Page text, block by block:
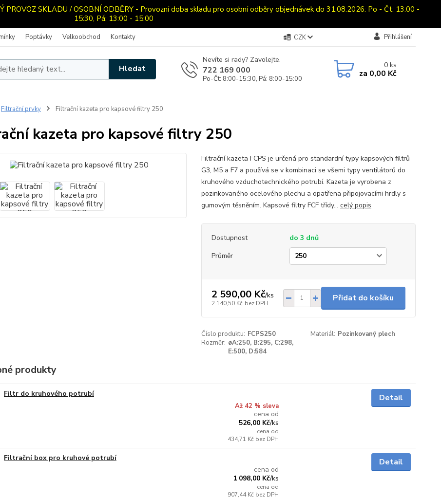
PROVOZ SKLADU / OSOBNÍ ODBĚRY - Provozní doba skladu pro osobní odběry objednávek do 31.08.2026: Po - Čt: 13:00 -
15:30, Pá: 13:00 - 15:00
Poptávky Velkoobchod Kontakty CZK Přihlášení
Hledat
Nevíte si rady? Zavolejte.
722 169 000
Po-Čt: 8:00-15:30, Pá: 8:00-15:00
0ks
za 0,00 Kč
Filtrační prvky Filtrační kazeta pro kapsové filtry 250
kazeta pro kapsové filtry 250
Filtrační kazeta FCPS je určená pro standardní typy kapsových filtrů
G3, M5 a F7 a používá se v kombinaci se všemi typy ventilátorů do
kruhového vzduchotechnického potrubí. Kazeta je vyrobena z
pozinkovaného ocelového plechu a opatřena připojovacími hrdly s
gumovým těsněním. Kapsové filtry FCF třídy... celý popis
Dostupnost
do 3 dnů
Průměr
2 590,00 Kč/ks
2 140,50 Kč bez DPH
Přidat do košíku
Číslo produktu: FCPS250 Materiál: Pozinkovaný plech
Rozměr: øA:250, B:295, C:298,
E:500, D:584
produkty
Filtr do kruhového potrubí
Až 42 % sleva
cena od
526,00 Kč/ks
cena od
434,71 Kč bez DPH
Detail
Filtrační box pro kruhové potrubí
cena od
1 098,00 Kč/ks
cena od
907,44 Kč bez DPH
Detail